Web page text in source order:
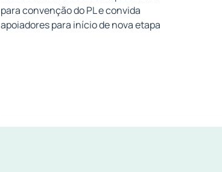
para convenção do PL e convida
apoiadores para início de nova etapa